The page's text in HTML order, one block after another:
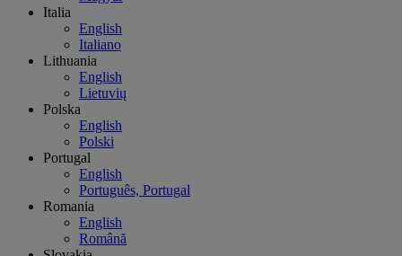
Italia
English
Italiano
Lithuania
English
Lietuvių
Polska
English
Polski
Portugal
English
Português, Portugal
Romania
English
Română